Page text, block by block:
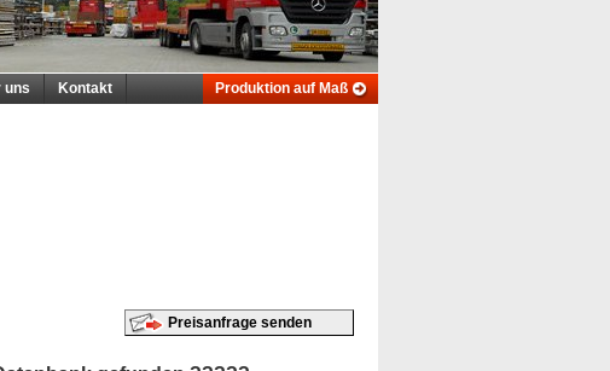
uns Kontakt Produktion auf Maß
Preisanfrage senden